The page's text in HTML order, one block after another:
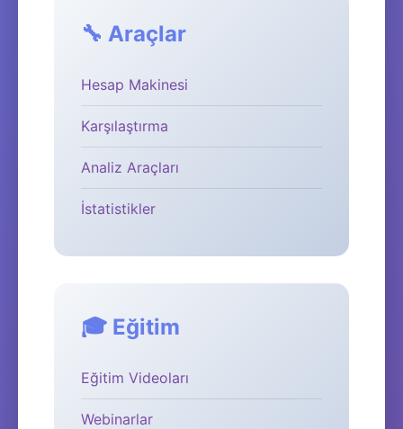
🔧 Araçlar
Hesap Makinesi
Karşılaştırma
Analiz Araçları
İstatistikler
🎓 Eğitim
Eğitim Videoları
Webinarlar